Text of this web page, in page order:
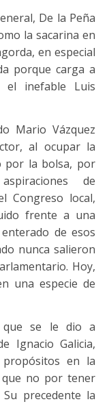
De la Peña
la sacarina en
en especial
porque carga a
el inefable Luis
Mario Vázquez
al ocupar la
por la bolsa, por
de
Congreso local,
frente a una
de esos
nunca salieron
Hoy,
una especie de
que se le dio a
Ignacio Galicia,
en la
que no por tener
precedente la